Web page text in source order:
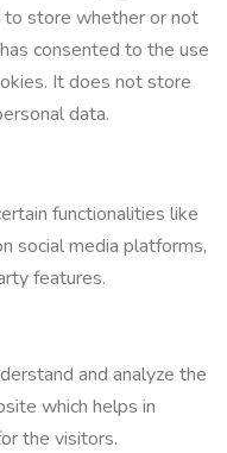
to store whether or not
consented to the use
It does not store
data.
functionalities like
social media platforms,
features.
and analyze the
which helps in
the visitors.